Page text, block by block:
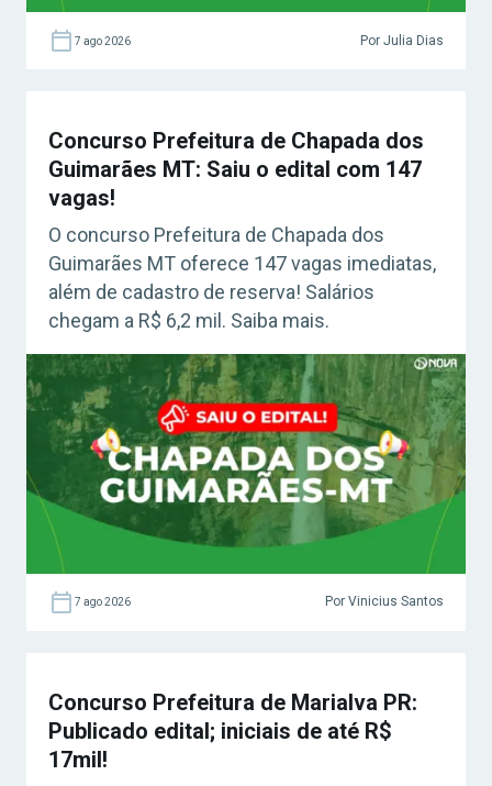
7 ago 2026 Por Julia Dias
Concurso Prefeitura de Chapada dos
Guimarães MT: Saiu o edital com 147
vagas!
O concurso Prefeitura de Chapada dos
Guimarães MT oferece 147 vagas imediatas,
além de cadastro de reserva! Salários
chegam a R$ 6,2 mil. Saiba mais.
7 ago 2026 Por Vinicius Santos
Concurso Prefeitura de Marialva PR:
Publicado edital; iniciais de até R$
17mil!